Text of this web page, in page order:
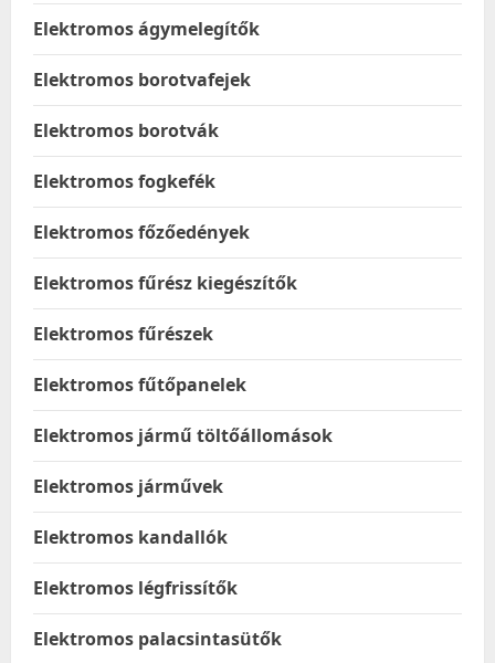
Elektromos ágymelegítők
Elektromos borotvafejek
Elektromos borotvák
Elektromos fogkefék
Elektromos főzőedények
Elektromos fűrész kiegészítők
Elektromos fűrészek
Elektromos fűtőpanelek
Elektromos jármű töltőállomások
Elektromos járművek
Elektromos kandallók
Elektromos légfrissítők
Elektromos palacsintasütők